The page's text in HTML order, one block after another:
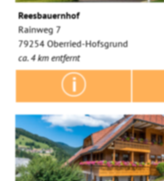
Reesbauernhof
Rainweg 7
79254 Oberried-Hofsgrund
ca. 4 km entfernt